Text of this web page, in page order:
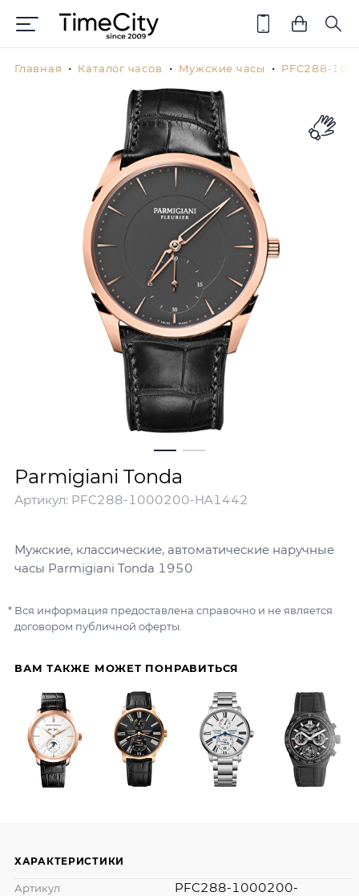
Главная Каталог часов Мужские часы PFC288-
Parmigiani Tonda
Артикул: PFC288-1000200-HA1442
Мужские, классические, автоматические наручные
часы Parmigiani Tonda 1950
ВАМ ТАКЖЕ МОЖЕТ ПОНРАВИТЬСЯ
Вся информация предоставлена справочно и не является
договором публичной оферты.
ХАРАКТЕРИСТИКИ
Артикул
PFC288-1000200-